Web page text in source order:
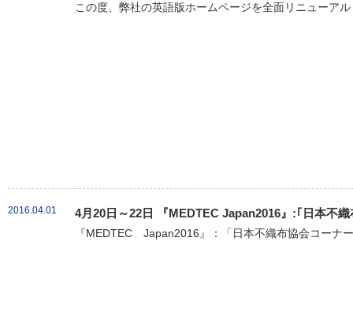
この度、弊社の英語版ホームページを全面リニューア
2016.04.01 4月20日～22日 『MEDTEC Japan2016』:｢日本不
『MEDTEC Japan2016』：「日本不織布協会コーナ